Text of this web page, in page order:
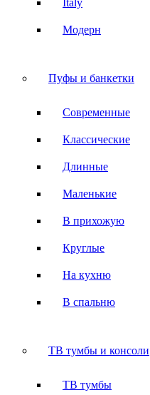
Модерн
Пуфы и банкетки
Современные
Классические
Длинные
Маленькие
В прихожую
Круглые
На кухню
В спальню
ТВ тумбы и консоли
ТВ тумбы